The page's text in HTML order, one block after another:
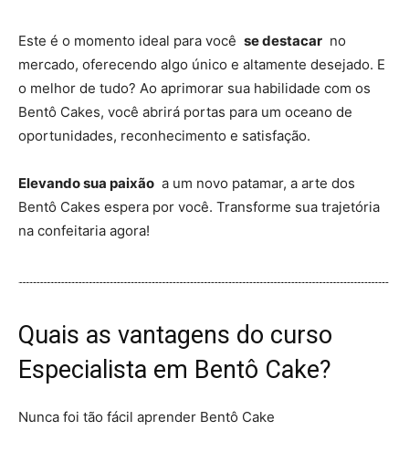
Este é o momento ideal para você se destacar no
mercado, oferecendo algo único e altamente desejado. E
o melhor de tudo? Ao aprimorar sua habilidade com os
Bentô Cakes, você abrirá portas para um oceano de
oportunidades, reconhecimento e satisfação.
Elevando sua paixão a um novo patamar, a arte dos
Bentô Cakes espera por você. Transforme sua trajetória
na confeitaria agora!
Quais as vantagens do curso
Especialista em Bentô Cake?
Nunca foi tão fácil aprender Bentô Cake